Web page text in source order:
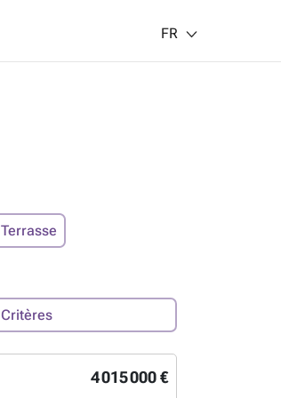
FR
Terrasse
Critères
4 015 000 €